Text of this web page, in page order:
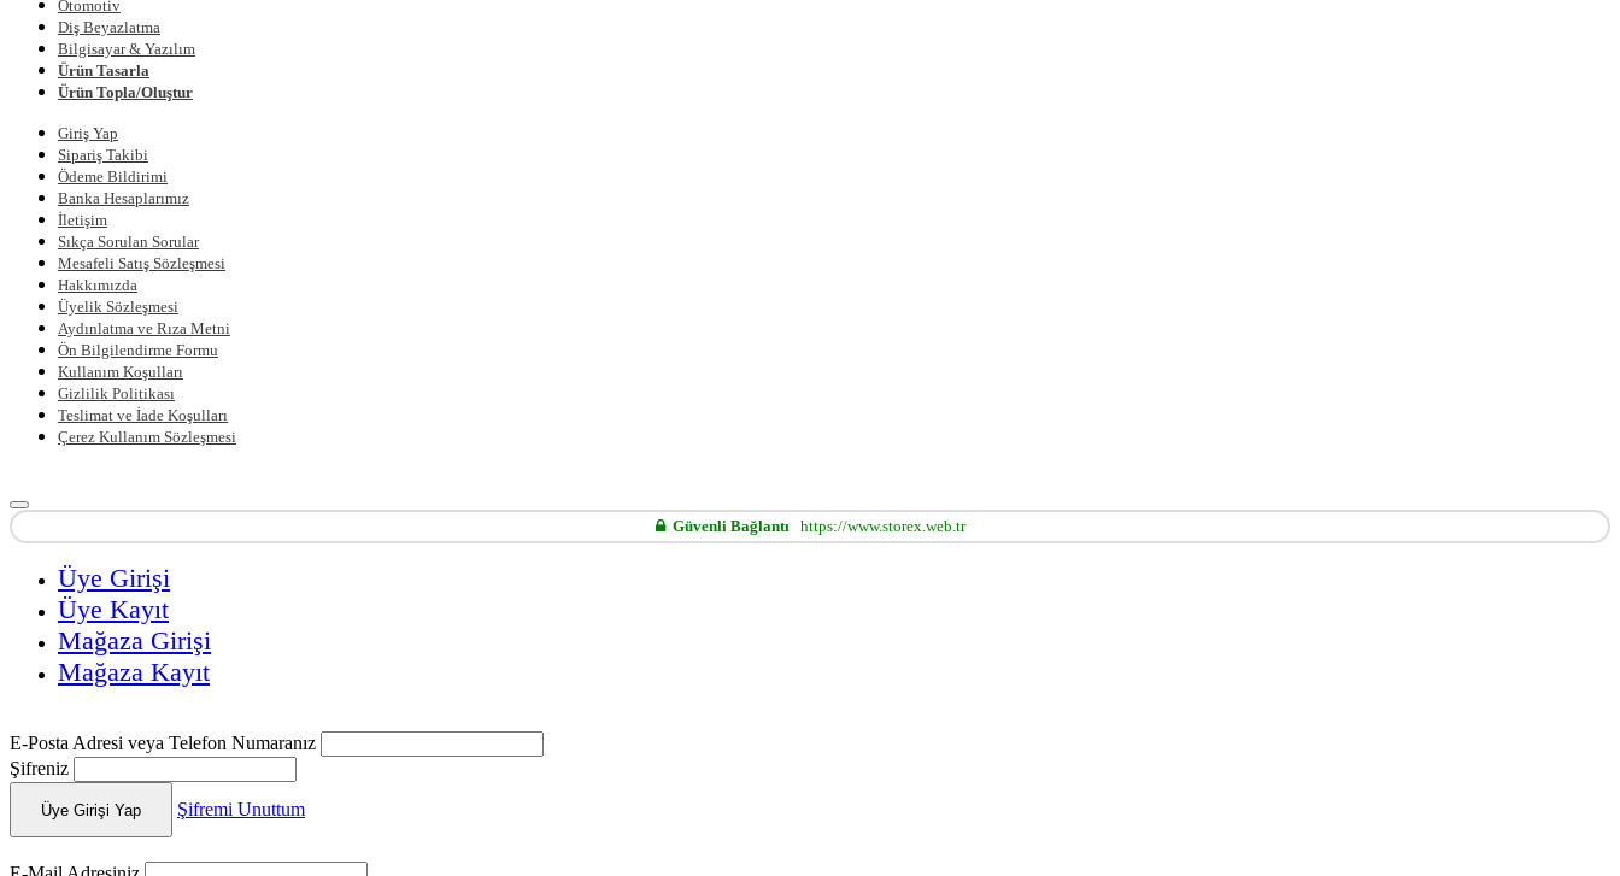
Otomotiv
Diş Beyazlatma
Bilgisayar & Yazılım
Ürün Tasarla
Ürün Topla/Oluştur
Giriş Yap
Sipariş Takibi
Ödeme Bildirimi
Banka Hesaplarımız
İletişim
Sıkça Sorulan Sorular
Mesafeli Satış Sözleşmesi
Hakkımızda
Üyelik Sözleşmesi
Aydınlatma ve Rıza Metni
Ön Bilgilendirme Formu
Kullanım Koşulları
Gizlilik Politikası
Teslimat ve İade Koşulları
Çerez Kullanım Sözleşmesi
Güvenli Bağlantıhttps://www.storex.web.tr
Üye Girişi
Üye Kayıt
Mağaza Girişi
Mağaza Kayıt
E-Posta Adresi veya Telefon Numaranız
Şifreniz
Üye Girişi Yap Şifremi Unuttum